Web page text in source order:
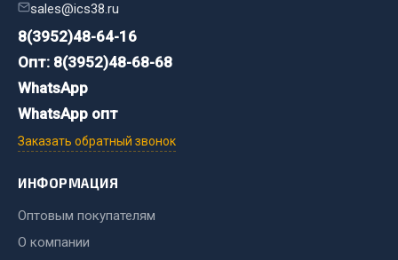
Мост задний
Система питания
Система выпуска газа
Система охлаждения
Сцепление
Весь раздел
sales@ics38.ru
8(3952)48-64-16
Опт: 8(3952)48-68-68
WhatsApp
WhatsApp опт
Заказать обратный звонок
ИНФОРМАЦИЯ
Оптовым покупателям
О компании